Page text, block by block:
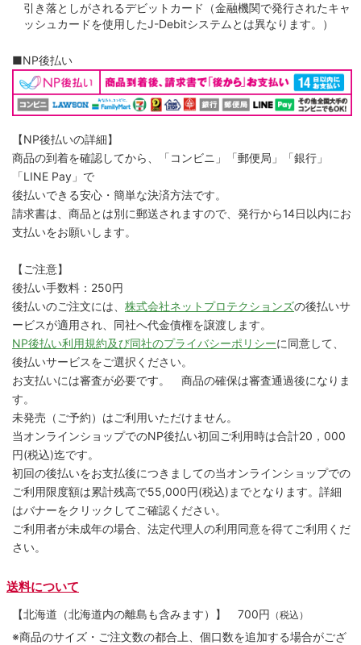
引き落としがされるデビットカード（金融機関で発行されたキャ
ッシュカードを使用したJ-Debitシステムとは異なります。）
■NP後払い
【NP後払いの詳細】
商品の到着を確認してから、「コンビニ」「郵便局」「銀行」
「LINE Pay」で
後払いできる安心・簡単な決済方法です。
請求書は、商品とは別に郵送されますので、発行から14日以内にお
支払いをお願いします。
【ご注意】
後払い手数料：250円
後払いのご注文には、 株式会社ネットプロテクションズの後払いサ
ービスが適用され、同社へ代金債権を譲渡します。
NP後払い利用規約及び同社のプライバシーポリシーに同意して、
後払いサービスをご選択ください。
お支払いには審査が必要です。 商品の確保は審査通過後になりま
す。
未発売（ご予約）はご利用いただけません。
当オンラインショップでのNP後払い初回ご利用時は合計20，000
円(税込)迄です。
初回の後払いをお支払後につきましての当オンラインショップでの
ご利用限度額は累計残高で55,000円(税込)までとなります。詳細
はバナーをクリックしてご確認ください。
ご利用者が未成年の場合、法定代理人の利用同意を得てご利用くだ
さい。
送料について
【北海道（北海道内の離島も含みます）】 700円 （税込）
※商品のサイズ・ご注文数の都合上、個口数を追加する場合がござ